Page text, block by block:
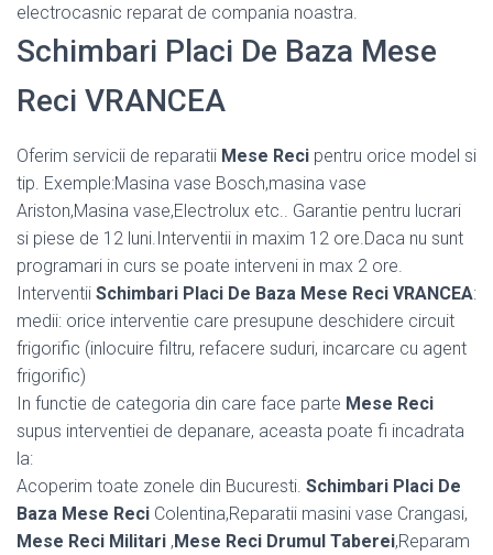
electrocasnic reparat de compania noastra.
Schimbari Placi De Baza Mese
Reci VRANCEA
Oferim servicii de reparatii Mese Reci pentru orice model si
tip. Exemple:Masina vase Bosch,masina vase
Ariston,Masina vase,Electrolux etc.. Garantie pentru lucrari
si piese de 12 luni.Interventii in maxim 12 ore.Daca nu sunt
programari in curs se poate interveni in max 2 ore.
Interventii Schimbari Placi De Baza Mese Reci VRANCEA:
medii: orice interventie care presupune deschidere circuit
frigorific (inlocuire filtru, refacere suduri, incarcare cu agent
frigorific)
In functie de categoria din care face parte Mese Reci
supus interventiei de depanare, aceasta poate fi incadrata
la:
Acoperim toate zonele din Bucuresti. Schimbari Placi De
Baza Mese Reci Colentina,Reparatii masini vase Crangasi,
Mese Reci Militari ,Mese Reci Drumul Taberei,Reparam